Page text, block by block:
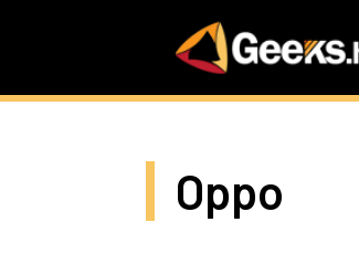
Oppo